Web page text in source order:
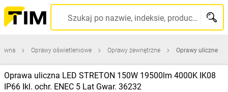
Szukaj po nazwie, indeksie, producencie, kodzie kreskowym...
Oprawy oświetleniowe Oprawy zewnętrzne Oprawy uliczne
Oprawa uliczna LED STRETON 150W 19500lm 4000K IK08
IP66 Ikl. ochr. ENEC 5 Lat Gwar. 36232